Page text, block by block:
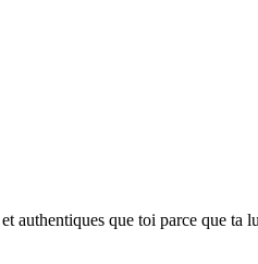
authentiques que toi parce que ta